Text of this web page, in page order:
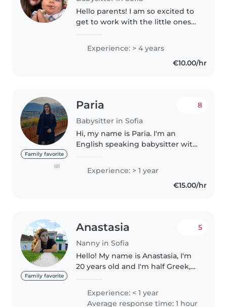
Hello parents! I am so excited to
get to work with the little ones
Sofia to study all the way from
Argentina! which is the perfect
Experience: > 4 years
€10.00/hr
Family favorite
(2)
Paria
Babysitter in Sofia
8
Hi, my name is Paria. I'm an
English speaking babysitter with
children. I'm responsible,
patient, and I truly love working
with kids. If you're looking for..
Experience: > 1 year
€15.00/hr
Family favorite
Anastasia
Nanny in Sofia
5
Hello! My name is Anastasia, I'm
20 years old and I'm half Greek,
raised in Greece, I went to school
there and now I decided to
Experience: < 1 year
Average response time: 1 hour